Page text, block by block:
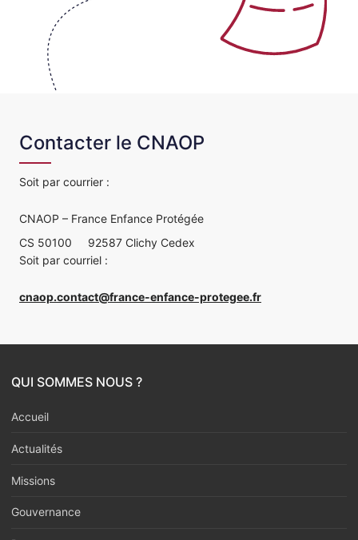
Contacter le CNAOP
Soit par courrier :
CNAOP – France Enfance Protégée
CS 50100
92587 Clichy Cedex
Soit par courriel :
cnaop.contact@france-enfance-protegee.fr
QUI SOMMES NOUS ?
Accueil
Actualités
Missions
Gouvernance